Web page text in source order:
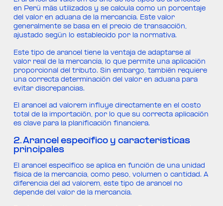
en Perú más utilizados y se calcula como un porcentaje
del valor en aduana de la mercancía. Este valor
generalmente se basa en el precio de transacción,
ajustado según lo establecido por la normativa.
Este tipo de arancel tiene la ventaja de adaptarse al
valor real de la mercancía, lo que permite una aplicación
proporcional del tributo. Sin embargo, también requiere
una correcta determinación del valor en aduana para
evitar discrepancias.
El arancel ad valorem influye directamente en el costo
total de la importación, por lo que su correcta aplicación
es clave para la planificación financiera.
2. Arancel específico y características
principales
El arancel específico se aplica en función de una unidad
física de la mercancía, como peso, volumen o cantidad. A
diferencia del ad valorem, este tipo de arancel no
depende del valor de la mercancía.